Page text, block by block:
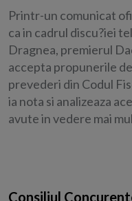
Printr-un comunicat
ca in cadrul discu?iei
Dragnea, premierul
accepta propunerile
prevederi din Codul
ia nota si analizeaza
avute in vedere mai
Consiliul